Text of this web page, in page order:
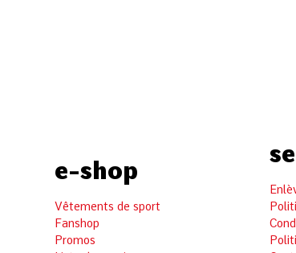
e-shop
Vêtements de sport
Fanshop
Promos